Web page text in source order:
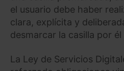
el usuario debe haber
clara, explícita y
desmarcar la casilla por él
La Ley de Servicios